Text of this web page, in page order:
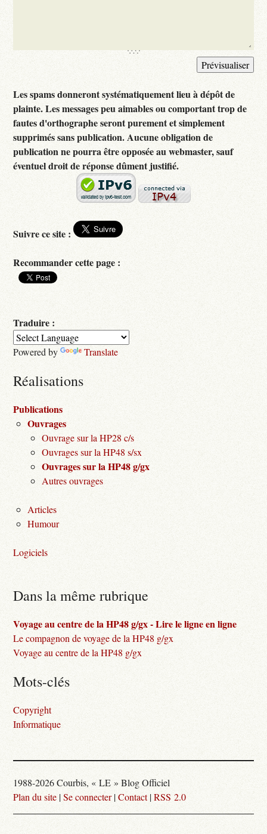
Les spams donneront systématiquement lieu à dépôt de
plainte. Les messages peu aimables ou comportant trop de
fautes d'orthographe seront purement et simplement
supprimés sans publication. Aucune obligation de
publication ne pourra être opposée au webmaster, sauf
éventuel droit de réponse dûment justifié.
Suivre ce site :
Recommander cette page :
Traduire :
Powered by Translate
Réalisations
Publications
Ouvrages
Ouvrage sur la HP28 c/s
Ouvrages sur la HP48 s/sx
Ouvrages sur la HP48 g/gx
Autres ouvrages
Articles
Humour
Logiciels
Dans la même rubrique
Voyage au centre de la HP48 g/gx - Lire le ligne en ligne
Le compagnon de voyage de la HP48 g/gx
Voyage au centre de la HP48 g/gx
Mots-clés
Copyright
Informatique
1988-2026 Courbis, « LE » Blog Officiel
Plan du site |Se connecter|Contact|RSS 2.0